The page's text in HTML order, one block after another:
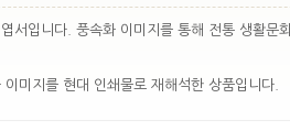
서입니다. 풍속화 이미지를 통해 전통 생활문
미지를 현대 인쇄물로 재해석한 상품입니다.